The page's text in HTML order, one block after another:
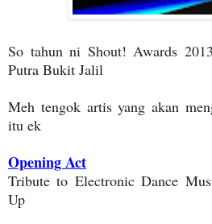
So tahun ni Shout! Awards
Putra Bukit Jalil
Meh tengok artis yang akan
itu ek
Opening Act
Tribute to Electronic Dance
Up